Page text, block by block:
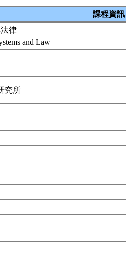
課程資訊
律
and Law
究所